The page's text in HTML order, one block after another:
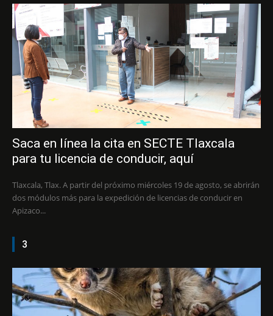
Saca en línea la cita en SECTE Tlaxcala
para tu licencia de conducir, aquí
Tlaxcala, Tlax. A partir del próximo miércoles 19 de agosto, se abrirán
dos módulos más para la expedición de licencias de conducir en
Apizaco...
3